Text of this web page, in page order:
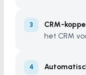
CRM-
het CRM